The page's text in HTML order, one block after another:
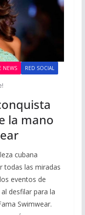
NEWS RED SOCIAL
la mano
cubana
todas las miradas
eventos de
desfilar para la
Swimwear.